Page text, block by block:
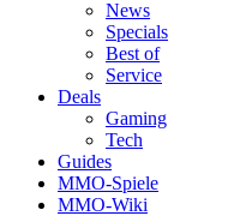
News
Specials
Best of
Service
Deals
Gaming
Tech
Guides
MMO-Spiele
MMO-Wiki